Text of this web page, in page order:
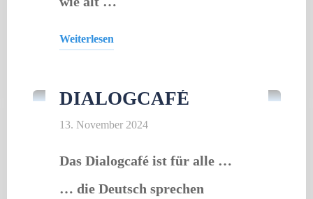
Weiterlesen
DIALOGCAFÉ
13. November 2024
Das Dialogcafé ist für alle …
… die Deutsch sprechen